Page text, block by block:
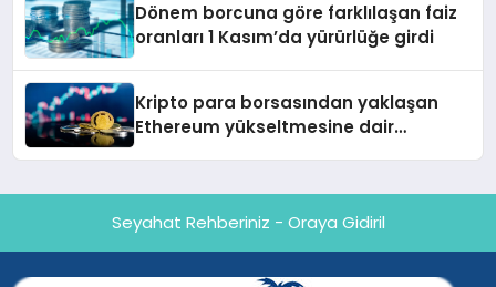
Dönem borcuna göre farklılaşan faiz
oranları 1 Kasım’da yürürlüğe girdi
Kripto para borsasından yaklaşan
Ethereum yükseltmesine dair
Seyahat Rehberiniz - Oraya Gidiril